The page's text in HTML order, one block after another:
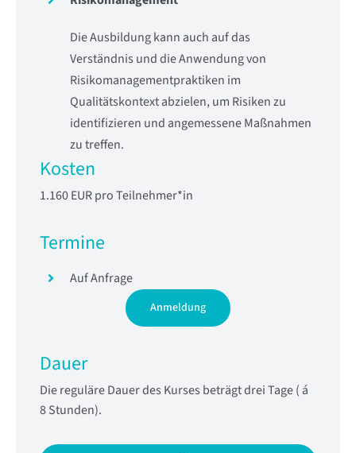
Die Ausbildung kann auch auf das
Verständnis und die Anwendung von
Risikomanagementpraktiken im
Qualitätskontext abzielen, um Risiken zu
identifizieren und angemessene Maßnahmen
zu treffen.
Kosten
1.160 EUR pro Teilnehmer*in
Termine
Auf Anfrage
Dauer
Die reguläre Dauer des Kurses beträgt drei Tage ( á
8 Stunden).
Anmeldung